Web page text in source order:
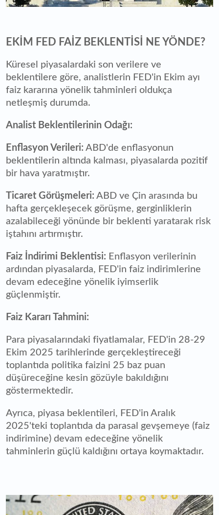
EKİM FED FAİZ BEKLENTİSİ NE YÖNDE?
Küresel piyasalardaki son verilere ve
beklentilere göre, analistlerin FED'in Ekim ayı
faiz kararına yönelik tahminleri oldukça
netleşmiş durumda.
Analist Beklentilerinin Odağı:
Enflasyon Verileri: ABD'de enflasyonun
beklentilerin altında kalması, piyasalarda pozitif
bir hava yaratmıştır.
Ticaret Görüşmeleri: ABD ve Çin arasında bu
hafta gerçekleşecek görüşme, gerginliklerin
azalabileceği yönünde bir beklenti yaratarak risk
iştahını artırmıştır.
Faiz İndirimi Beklentisi: Enflasyon verilerinin
ardından piyasalarda, FED'in faiz indirimlerine
devam edeceğine yönelik iyimserlik
güçlenmiştir.
Faiz Kararı Tahmini:
Para piyasalarındaki fiyatlamalar, FED'in 28-29
Ekim 2025 tarihlerinde gerçekleştireceği
toplantıda politika faizini 25 baz puan
düşüreceğine kesin gözüyle bakıldığını
göstermektedir.
Ayrıca, piyasa beklentileri, FED'in Aralık
2025'teki toplantıda da parasal gevşemeye (faiz
indirimine) devam edeceğine yönelik
tahminlerin güçlü kaldığını ortaya koymaktadır.